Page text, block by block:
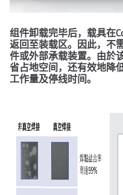
组件卸载完毕后，载具在
返回至装载区。因此，不
件或外部承载装置。由於
省占地空间，还有效地降
工作量及停线时间。